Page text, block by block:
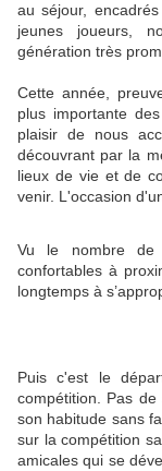
au séjour,
jeunes joueurs,
génération très
Cette année,
plus importante
plaisir de nous
découvrant par la
lieux de vie et de
venir. L'occasion
Vu le nombre de
confortables à
longtemps à
Puis c'est le
compétition. Pas
son habitude sans
sur la compétition
amicales qui se